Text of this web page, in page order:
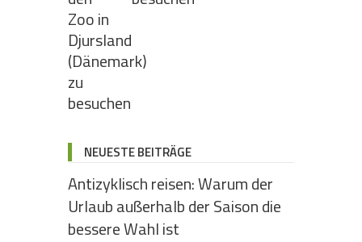
NEUESTE BEITRÄGE
Antizyklisch reisen: Warum der
Urlaub außerhalb der Saison die
bessere Wahl ist